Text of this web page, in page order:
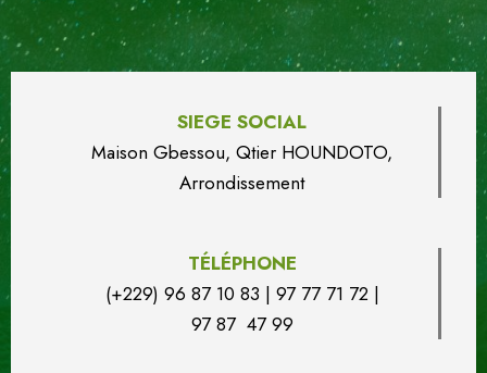
SIEGE SOCIAL
Maison Gbessou, Qtier HOUNDOTO,
Arrondissement
TÉLÉPHONE
(+229) 96 87 10 83 | 97 77 71 72 |
97 87 47 99